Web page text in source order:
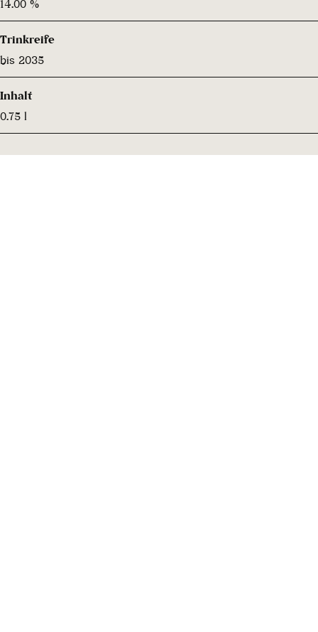
14.00 %
Trinkreife
bis 2035
Inhalt
0.75 l